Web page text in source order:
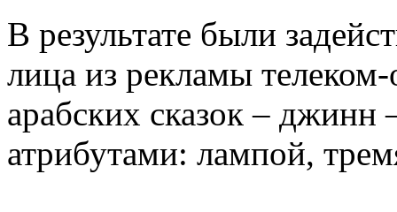
В результате были
лица из рекламы
арабских сказок –
атрибутами: лампой,